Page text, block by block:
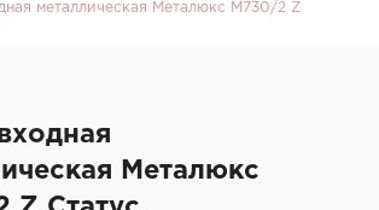
металлическая Металюкс М730/2 Z
Металюкс